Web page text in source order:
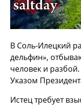
В Соль-Илецкий
дельфин»,
человек и
Указом
Истец требует